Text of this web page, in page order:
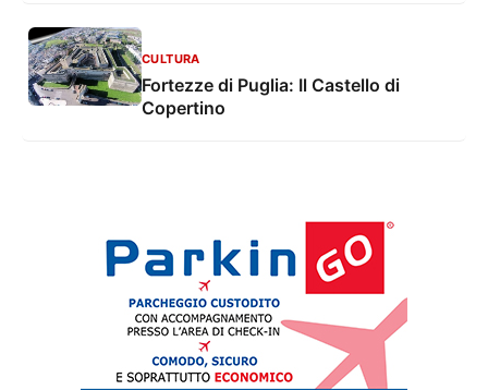
CULTURA
Fortezze di Puglia: Il Castello di
Copertino